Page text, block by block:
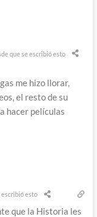
que se escribió esto
me hizo llorar,
el resto de su
hacer películas
escribió esto
que la Historia les